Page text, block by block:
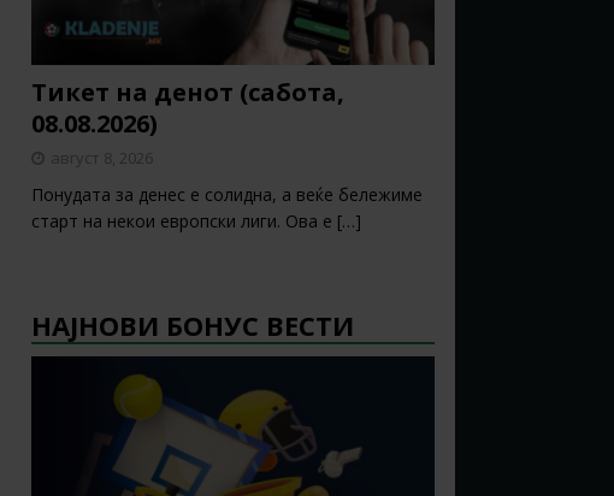
Тикет на денот (сабота,
08.08.2026)
август 8, 2026
Понудата за денес е солидна, а веќе бележиме
старт на некои европски лиги. Ова е […]
НАЈНОВИ БОНУС ВЕСТИ